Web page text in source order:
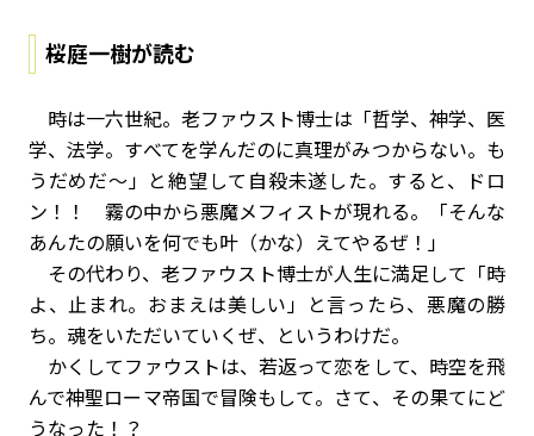
桜庭一樹が読む
時は一六世紀。老ファウスト博士は「哲学、神学、医
学、法学。すべてを学んだのに真理がみつからない。も
うだめだ～」と絶望して自殺未遂した。すると、ドロ
ン！！ 霧の中から悪魔メフィストが現れる。「そんな
あんたの願いを何でも叶（かな）えてやるぜ！」
その代わり、老ファウスト博士が人生に満足して「時
よ、止まれ。おまえは美しい」と言ったら、悪魔の勝
ち。魂をいただいていくぜ、というわけだ。
かくしてファウストは、若返って恋をして、時空を飛
んで神聖ローマ帝国で冒険もして。さて、その果てにど
うなった！？